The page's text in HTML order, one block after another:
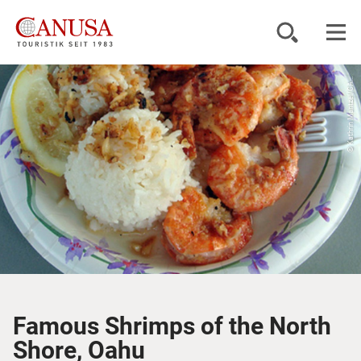
Reiseziele
Reisearten
Inspiration
Service
© Kathrin Mantzel/CA...
Famous Shrimps of the North
Shore, Oahu